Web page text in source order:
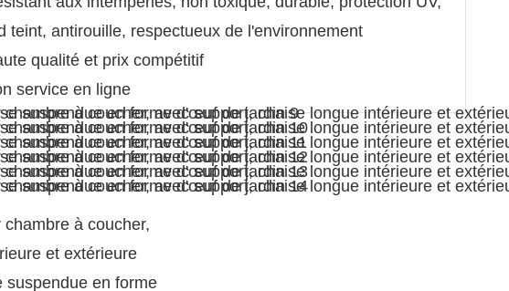
teint, antirouille, respectueux de l'environnement
qualité et prix compétitif
service en ligne